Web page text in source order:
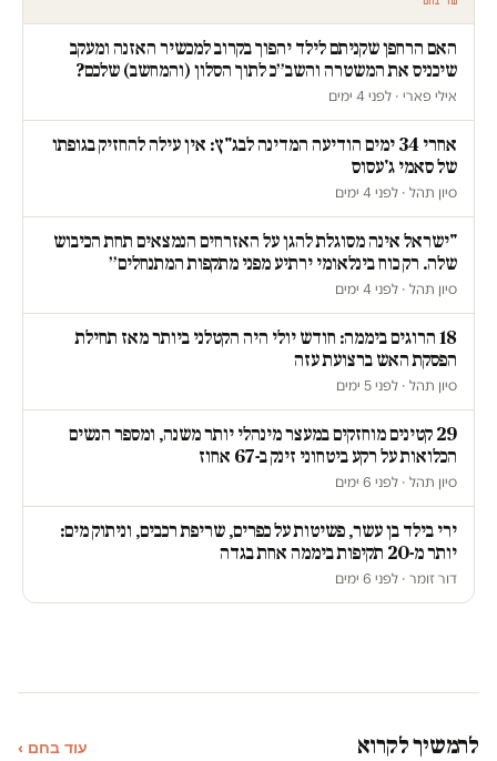
האם הרחפן שקניתם לילד יהפוך בקרוב למכשיר האזנה ומעקב
שיכניס את המשטרה והשב״כ לתוך הסלון (והמחשב) שלכם?
אילי פארי · לפני 4 ימים
אחרי 34 ימים הודיעה המדינה לבג"ץ: אין עילה להחזיק בגופתו
של סאמי ג'עסוס
סיון תהל · לפני 4 ימים
"ישראל אינה מסוגלת להגן על האזרחים הנמצאים תחת הכיבוש
שלה. רק כוח בינלאומי ירתיע מפני מתקפות המתנחלים״
סיון תהל · לפני 4 ימים
18 הרוגים ביממה: חודש יולי היה הקטלני ביותר מאז תחילת
הפסקת האש ברצועת עזה
סיון תהל · לפני 5 ימים
29 קטינים מוחזקים במעצר מינהלי יותר משנה, ומספר הנשים
הכלואות על רקע ביטחוני זינק ב-67 אחוז
סיון תהל · לפני 6 ימים
ירי בילד בן עשר, פשיטות על כפרים, שריפת רכבים, וניתוק מים:
יותר מ-20 תקיפות ביממה אחת בגדה
דור זומר · לפני 6 ימים
להמשיך לקרוא עוד בחם ›